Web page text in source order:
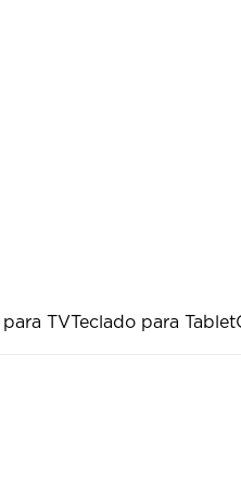
para TVTeclado para Tablet